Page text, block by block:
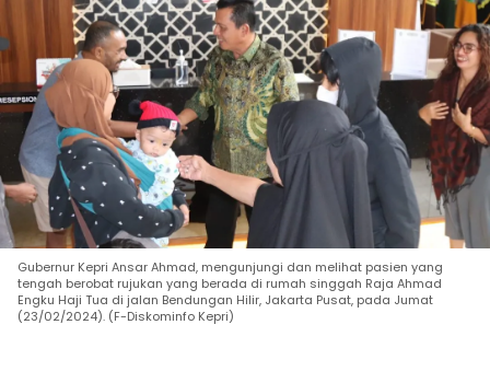
Gubernur Kepri Ansar Ahmad, mengunjungi dan melihat pasien yang
tengah berobat rujukan yang berada di rumah singgah Raja Ahmad
Engku Haji Tua di jalan Bendungan Hilir, Jakarta Pusat, pada Jumat
(23/02/2024). (F-Diskominfo Kepri)